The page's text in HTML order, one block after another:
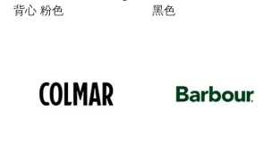
背心 粉色
黑色